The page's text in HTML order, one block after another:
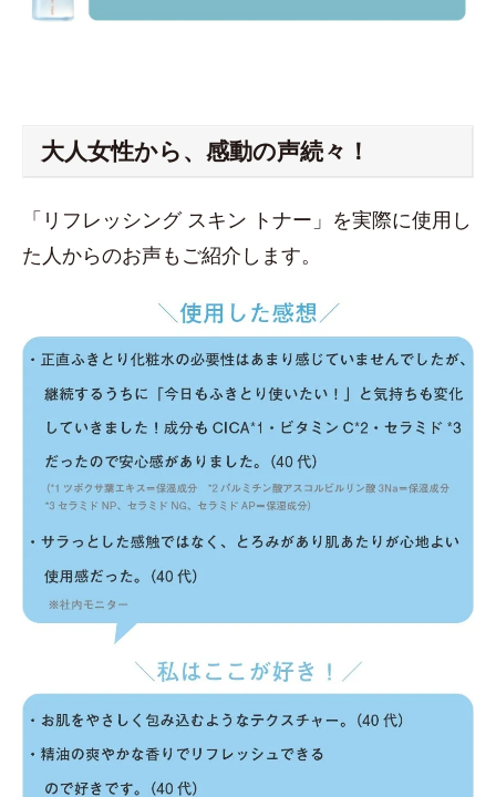
大人女性から、感動の声続々！
「リフレッシング スキン トナー」を実際に使用し
た人からのお声もご紹介します。